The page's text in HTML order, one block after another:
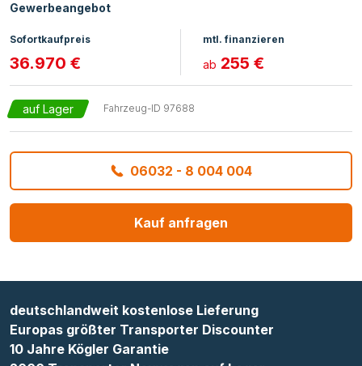
Gewerbeangebot
Sofortkaufpreis
36.970 €
mtl. finanzieren
ab 255 €
auf Lager Fahrzeug-ID 97688
06032 - 8 004 004
Kauf anfragen
deutschlandweit kostenlose Lieferung
Europas größter Transporter Discounter
10 Jahre Kögler Garantie